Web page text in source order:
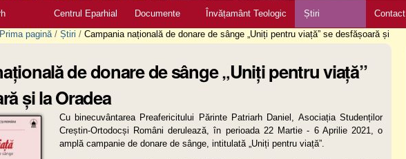
Centrul Eparhial Documente Învățamânt Teologic Știri Contact
Prima pagină / Știri / Campania națională de donare de sânge „Uniți pentru viață” se desfășoară și
de donare de sânge „Uniți pentru viață”
și la Oradea
Cu binecuvântarea Preafericitului Părinte Patriarh Daniel, Asociația Studenților
Creștin-Ortodocși Români derulează, în perioada 22 Martie - 6 Aprilie 2021, o
amplă campanie de donare de sânge, intitulată „Uniți pentru viață”.